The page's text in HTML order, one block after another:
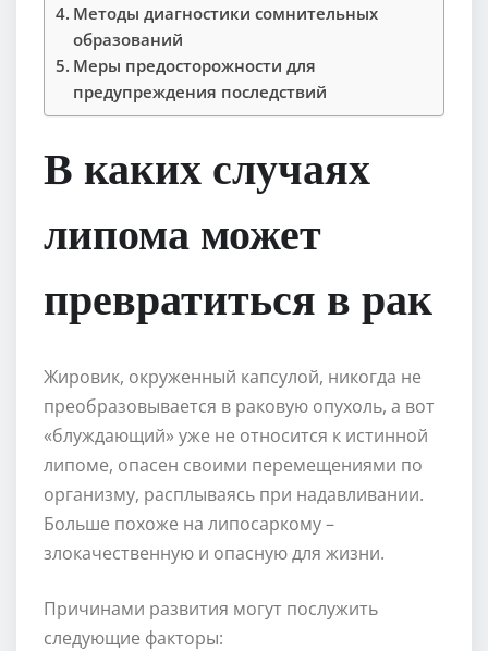
Методы диагностики сомнительных
образований
Меры предосторожности для
предупреждения последствий
В каких случаях
липома может
превратиться в рак
Жировик, окруженный капсулой, никогда не
преобразовывается в раковую опухоль, а вот
«блуждающий» уже не относится к истинной
липоме, опасен своими перемещениями по
организму, расплываясь при надавливании.
Больше похоже на липосаркому –
злокачественную и опасную для жизни.
Причинами развития могут послужить
следующие факторы: